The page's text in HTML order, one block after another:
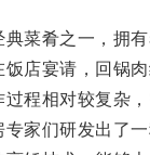
肴之一，拥有
宴请，回锅肉
相对较复杂，
们研发出了一